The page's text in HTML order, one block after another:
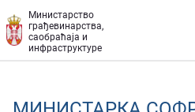
Министарство
грађевинарства,
саобраћаја и
инфраструктуре